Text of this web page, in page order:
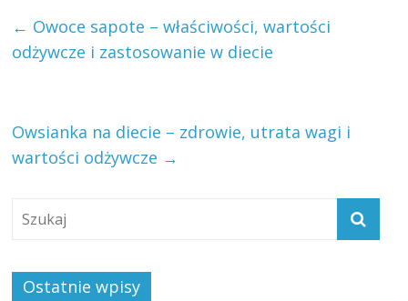
← Owoce sapote – właściwości, wartości
odżywcze i zastosowanie w diecie
Owsianka na diecie – zdrowie, utrata wagi i
wartości odżywcze →
Ostatnie wpisy